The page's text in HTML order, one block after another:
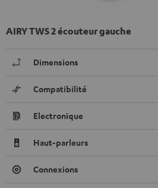
AIRY TWS 2 écouteur gauche
Dimensions
Compatibilité
Electronique
Haut-parleurs
Connexions